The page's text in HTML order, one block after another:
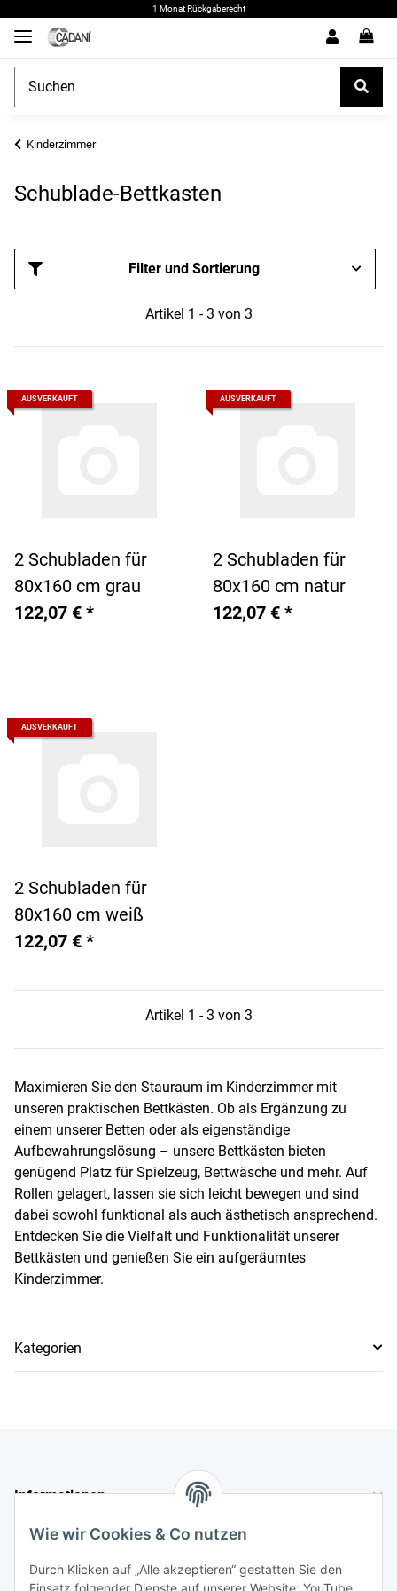
1 Monat Rückgaberecht
Kinderzimmer
Schublade-Bettkasten
Filter und Sortierung
Artikel 1 - 3 von 3
AUSVERKAUFT
2 Schubladen für
80x160 cm grau
122,07 € *
AUSVERKAUFT
2 Schubladen für
80x160 cm natur
122,07 € *
AUSVERKAUFT
2 Schubladen für
80x160 cm weiß
122,07 € *
Artikel 1 - 3 von 3
Maximieren Sie den Stauraum im Kinderzimmer mit
unseren praktischen Bettkästen. Ob als Ergänzung zu
einem unserer Betten oder als eigenständige
Aufbewahrungslösung – unsere Bettkästen bieten
genügend Platz für Spielzeug, Bettwäsche und mehr. Auf
Rollen gelagert, lassen sie sich leicht bewegen und sind
dabei sowohl funktional als auch ästhetisch ansprechend.
Entdecken Sie die Vielfalt und Funktionalität unserer
Bettkästen und genießen Sie ein aufgeräumtes
Kinderzimmer.
Kategorien
Informationen
Gesetzliche Informationen
Wie wir Cookies & Co nutzen
Durch Klicken auf „Alle akzeptieren“ gestatten Sie den